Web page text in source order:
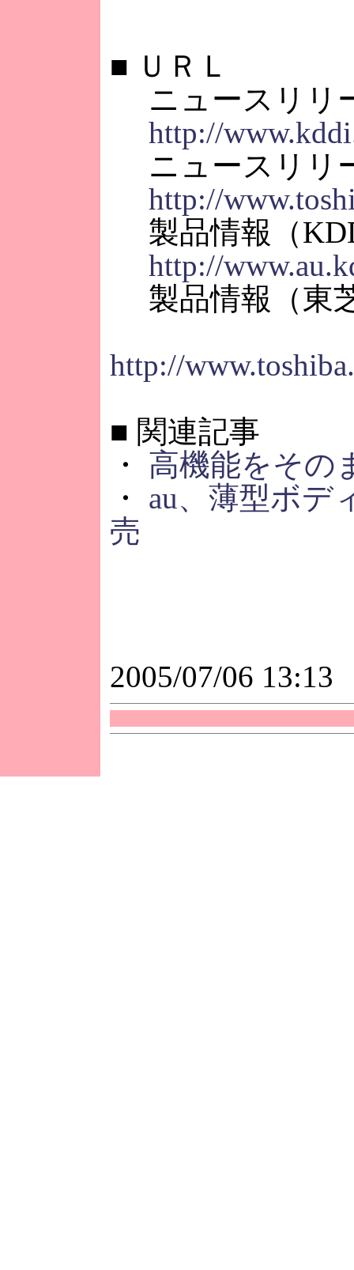
■ ＵＲＬ
ニュースリリ
http://
ニュースリリ
http://
製品情報（
http://
製品情報（東
http://
■ 関連記事
・ 高機能をその
・ au、薄型ボデ
売
2005/07/06 13:13